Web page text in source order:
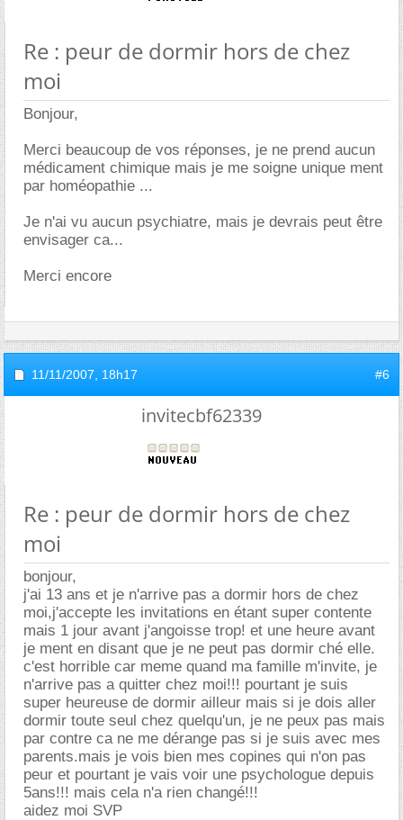
Re : peur de dormir hors de chez
moi
Bonjour,
Merci beaucoup de vos réponses, je ne prend aucun
médicament chimique mais je me soigne unique ment
par homéopathie ...
Je n'ai vu aucun psychiatre, mais je devrais peut être
envisager ca...
Merci encore
11/11/2007, 18h17 #6
invitecbf62339
Re : peur de dormir hors de chez
moi
bonjour,
j'ai 13 ans et je n'arrive pas a dormir hors de chez
moi,j'accepte les invitations en étant super contente
mais 1 jour avant j'angoisse trop! et une heure avant
je ment en disant que je ne peut pas dormir ché elle.
c'est horrible car meme quand ma famille m'invite, je
n'arrive pas a quitter chez moi!!! pourtant je suis
super heureuse de dormir ailleur mais si je dois aller
dormir toute seul chez quelqu'un, je ne peux pas mais
par contre ca ne me dérange pas si je suis avec mes
parents.mais je vois bien mes copines qui n'on pas
peur et pourtant je vais voir une psychologue depuis
5ans!!! mais cela n'a rien changé!!!
aidez moi SVP